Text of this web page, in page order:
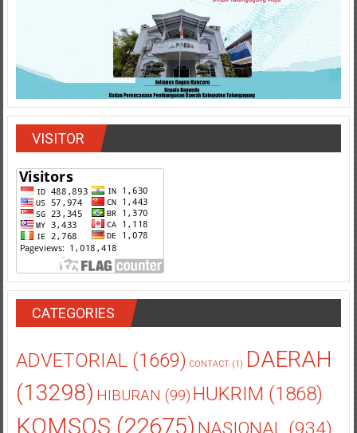
VISITOR
CATEGORIES
ADVETORIAL(1669) CONTACT(1) DAERAH
(13298) HIBURAN (99) HUKRIM (1868)
KOMSOS (22675)